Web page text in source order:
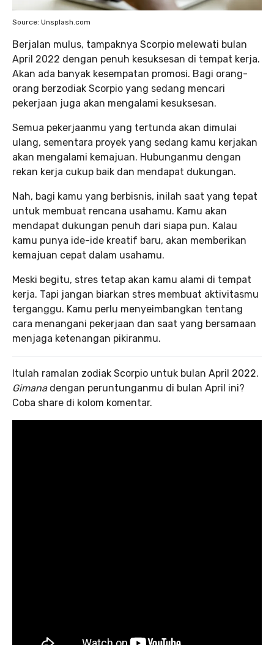
Source: Unsplash.com
Berjalan mulus, tampaknya Scorpio melewati bulan
April 2022 dengan penuh kesuksesan di tempat kerja.
Akan ada banyak kesempatan promosi. Bagi orang-
orang berzodiak Scorpio yang sedang mencari
pekerjaan juga akan mengalami kesuksesan.
Semua pekerjaanmu yang tertunda akan dimulai
ulang, sementara proyek yang sedang kamu kerjakan
akan mengalami kemajuan. Hubunganmu dengan
rekan kerja cukup baik dan mendapat dukungan.
Nah, bagi kamu yang berbisnis, inilah saat yang tepat
untuk membuat rencana usahamu. Kamu akan
mendapat dukungan penuh dari siapa pun. Kalau
kamu punya ide-ide kreatif baru, akan memberikan
kemajuan cepat dalam usahamu.
Meski begitu, stres tetap akan kamu alami di tempat
kerja. Tapi jangan biarkan stres membuat aktivitasmu
terganggu. Kamu perlu menyeimbangkan tentang
cara menangani pekerjaan dan saat yang bersamaan
menjaga ketenangan pikiranmu.
Itulah ramalan zodiak Scorpio untuk bulan April 2022.
Gimanadengan peruntunganmu di bulan April ini?
Coba share di kolom komentar.